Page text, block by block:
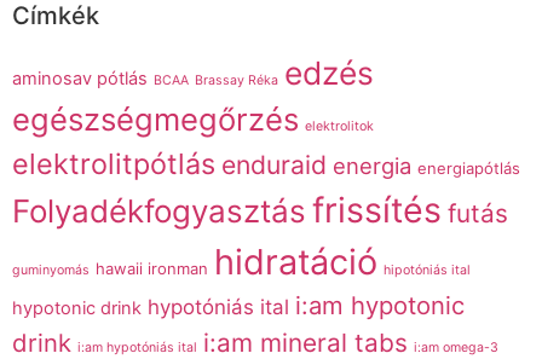
Címkék
aminosav pótlás BCAA Brassay Réka edzés
egészségmegőrzés elektrolitok
elektrolitpótlás enduraid energia energiapótlás
Folyadékfogyasztásfrissítés futás
guminyomás hawaii ironman hidratáció hipotóniás ital
hypotonic drink hypotóniás ital i:am hypotonic
drink i:am hypotóniás ital i:am mineral tabs i:am omega-3